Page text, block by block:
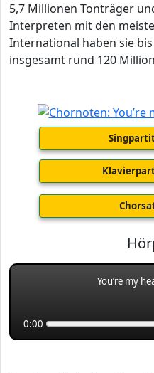
5,7 Millionen Tonträger
Interpreten mit den
International haben sie
insgesamt rund 120
You’re my
0:00